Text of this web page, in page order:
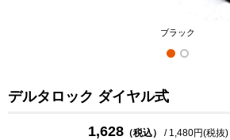
ブラック
デルタロック ダイヤル式
1,628（税込） / 1,480円(税抜)